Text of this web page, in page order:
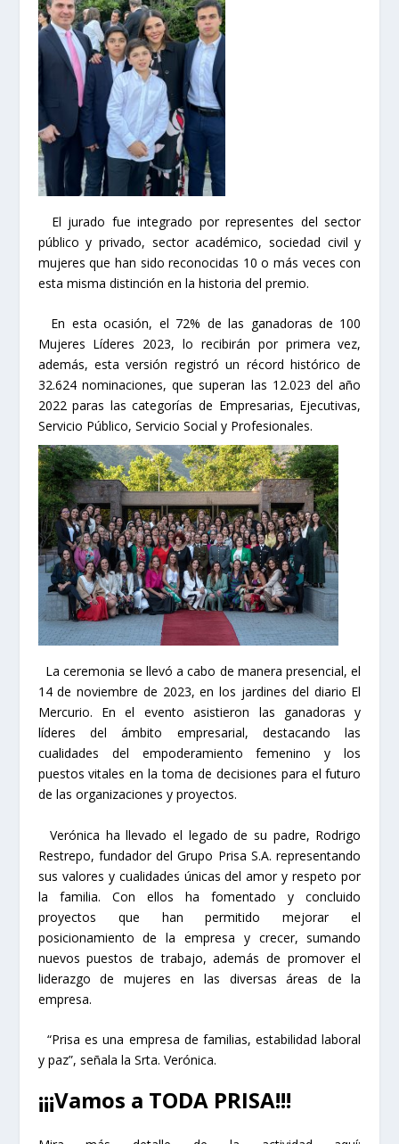
El jurado fue integrado por representes del sector
público y privado, sector académico, sociedad civil y
mujeres que han sido reconocidas 10 o más veces con
esta misma distinción en la historia del premio.
En esta ocasión, el 72% de las ganadoras de 100
Mujeres Líderes 2023, lo recibirán por primera vez,
además, esta versión registró un récord histórico de
32.624 nominaciones, que superan las 12.023 del año
2022 paras las categorías de Empresarias, Ejecutivas,
Servicio Público, Servicio Social y Profesionales.
La ceremonia se llevó a cabo de manera presencial, el
14 de noviembre de 2023, en los jardines del diario El
Mercurio. En el evento asistieron las ganadoras y
líderes del ámbito empresarial, destacando las
cualidades del empoderamiento femenino y los
puestos vitales en la toma de decisiones para el futuro
de las organizaciones y proyectos.
Verónica ha llevado el legado de su padre, Rodrigo
Restrepo, fundador del Grupo Prisa S.A. representando
sus valores y cualidades únicas del amor y respeto por
la familia. Con ellos ha fomentado y concluido
proyectos que han permitido mejorar el
posicionamiento de la empresa y crecer, sumando
nuevos puestos de trabajo, además de promover el
liderazgo de mujeres en las diversas áreas de la
empresa.
“Prisa es una empresa de familias, estabilidad laboral
y paz”, señala la Srta. Verónica.
¡¡¡Vamos a TODA PRISA!!!